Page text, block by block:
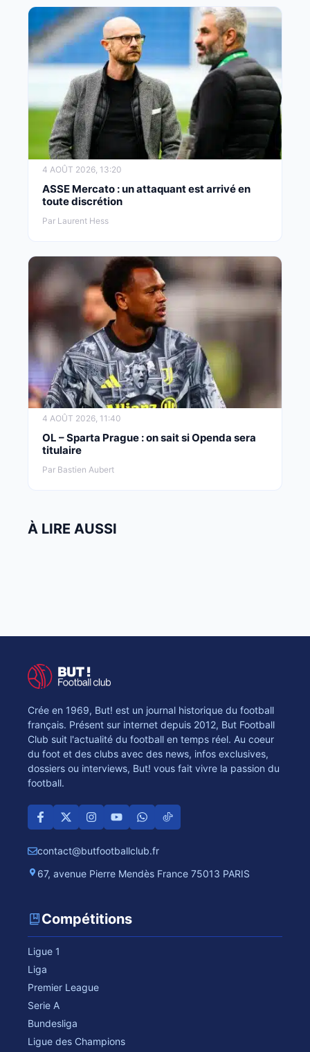
4 AOÛT 2026, 13:20
ASSE Mercato : un attaquant est arrivé en
toute discrétion
Par Laurent Hess
4 AOÛT 2026, 11:40
OL – Sparta Prague : on sait si Openda sera
titulaire
Par Bastien Aubert
À LIRE AUSSI
Crée en 1969, But! est un journal historique du football
français. Présent sur internet depuis 2012, But Football
Club suit l'actualité du football en temps réel. Au coeur
du foot et des clubs avec des news, infos exclusives,
dossiers ou interviews, But! vous fait vivre la passion du
football.
contact@butfootballclub.fr
67, avenue Pierre Mendès France 75013 PARIS
Compétitions
Ligue 1
Liga
Premier League
Serie A
Bundesliga
Ligue des Champions